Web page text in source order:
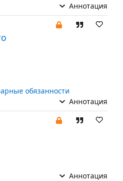
Аннотация
обязанности
Аннотация
Аннотация